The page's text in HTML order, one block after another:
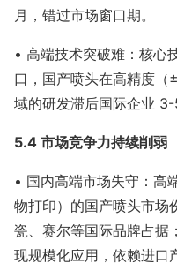
月，错过市场窗口期。
• 高端技术突破难：核心
口，国产喷头在高精度
域的研发滞后国际企业 3-
5.4 市场竞争力持续削弱
• 国内高端市场失守：高
物打印）的国产喷头市场
瓷、赛尔等国际品牌占据
现规模化应用，依赖进口